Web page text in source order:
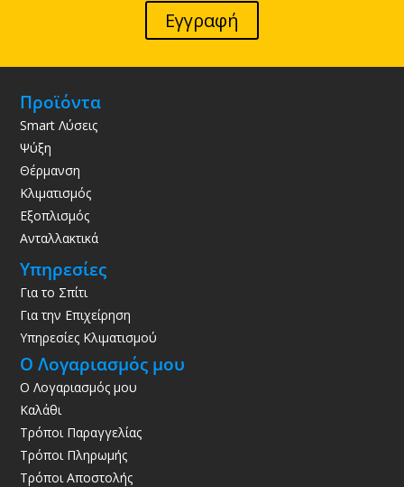
Εγγραφή
Προϊόντα
Smart Λύσεις
Ψύξη
Θέρμανση
Κλιματισμός
Εξοπλισμός
Ανταλλακτικά
Υπηρεσίες
Για το Σπίτι
Για την Επιχείρηση
Υπηρεσίες Κλιματισμού
Ο Λογαριασμός μου
Ο Λογαριασμός μου
Καλάθι
Τρόποι Παραγγελίας
Τρόποι Πληρωμής
Τρόποι Αποστολής